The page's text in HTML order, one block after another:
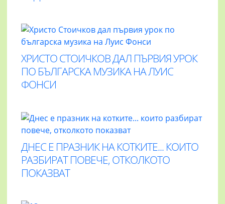
ХРИСТО СТОИЧКОВ ДАЛ ПЪРВИЯ УРОК
ПО БЪЛГАРСКА МУЗИКА НА ЛУИС
ФОНСИ
ДНЕС Е ПРАЗНИК НА КОТКИТЕ... КОИТО
РАЗБИРАТ ПОВЕЧЕ, ОТКОЛКОТО
ПОКАЗВАТ